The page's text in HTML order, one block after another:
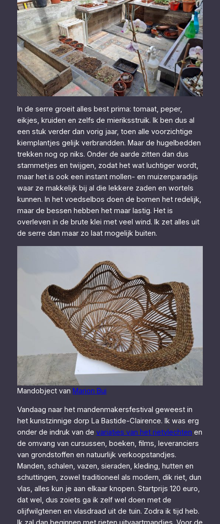
In de serre groeit alles best prima: tomaat, peper,
eikjes, kruiden en zelfs de mieriksstruik. Ik ben dus al
een stuk verder dan vorig jaar, toen alle voorzichtige
kiemplantjes gelijk verbrandden. Maar de hugelbedden
trekken nog op niks. Onder de aarde zitten dan dus
stammetjes en twijgen, zodat het wat luchtiger wordt,
maar het is ook een instant mollen- en muizenparadijs
waar ze makkelijk bij al die lekkere zaden en wortels
kunnen. In het voedselbos doen de bomen het redelijk,
maar de bessen hebben het maar lastig. Het is
overleven in de brute klei met veel wind. Ik zet alles uit
de serre dan maar zo laat mogelijk buiten.
Mandobject van Marion Bui
Vandaag naar het mandenmakersfestival geweest in
het kunstzinnige dorp La Bastide-Clairence. Ik was erg
onder de indruk van de variaties van het rietvlechten en
de omvang van cursussen, boeken, films, leveranciers
van grondstoffen en natuurlijk verkoopstandjes.
Manden, schalen, vazen, sieraden, kleding, hutten en
schuttingen, zowel traditioneel als modern, dik riet, dun
vlas, alles kun je aan elkaar knopen. Startprijs 120 euro,
dat wel, dus zoiets ga ik zelf wel doen met de
olijfwilgtenen en vlasdraad uit de tuin. Zodra ik tijd heb.